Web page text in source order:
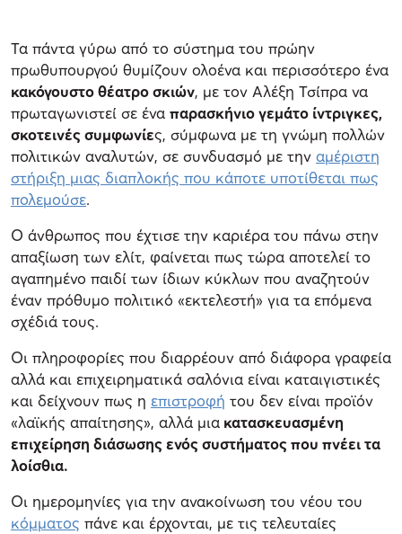
Τα πάντα γύρω από το σύστημα του πρώην
πρωθυπουργού θυμίζουν ολοένα και περισσότερο ένα
κακόγουστο θέατρο σκιών, με τον Αλέξη Τσίπρα να
πρωταγωνιστεί σε ένα παρασκήνιο γεμάτο ίντριγκες,
σκοτεινές συμφωνίες, σύμφωνα με τη γνώμη πολλών
πολιτικών αναλυτών, σε συνδυασμό με την αμέριστη
στήριξη μιας διαπλοκής που κάποτε υποτίθεται πως
πολεμούσε.
Ο άνθρωπος που έχτισε την καριέρα του πάνω στην
απαξίωση των ελίτ, φαίνεται πως τώρα αποτελεί το
αγαπημένο παιδί των ίδιων κύκλων που αναζητούν
έναν πρόθυμο πολιτικό «εκτελεστή» για τα επόμενα
σχέδιά τους.
Οι πληροφορίες που διαρρέουν από διάφορα γραφεία
αλλά και επιχειρηματικά σαλόνια είναι καταιγιστικές
και δείχνουν πως η επιστροφή του δεν είναι προϊόν
«λαϊκής απαίτησης», αλλά μια κατασκευασμένη
επιχείρηση διάσωσης ενός συστήματος που πνέει τα
λοίσθια.
Οι ημερομηνίες για την ανακοίνωση του νέου του
κόμματος πάνε και έρχονται, με τις τελευταίες